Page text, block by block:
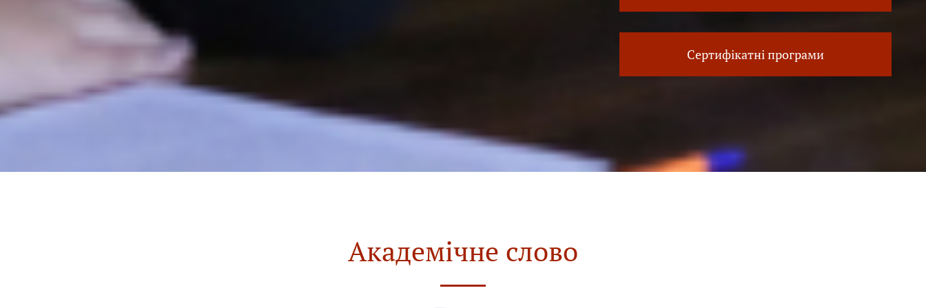
Сертифікатні програми
Академічне слово